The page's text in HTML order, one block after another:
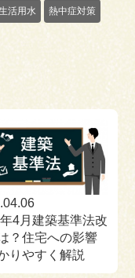
活用水 熱中症対策
4月建築基準法改
？住宅への影響
りやすく解説